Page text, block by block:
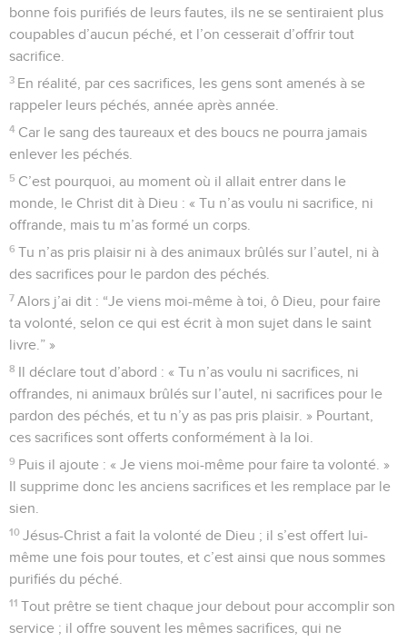
bonne fois purifiés de leurs fautes, ils ne se sentiraient plus
coupables d’aucun péché, et l’on cesserait d’offrir tout
sacrifice.
3 En réalité, par ces sacrifices, les gens sont amenés à se
rappeler leurs péchés, année après année.
4 Car le sang des taureaux et des boucs ne pourra jamais
enlever les péchés.
5 C’est pourquoi, au moment où il allait entrer dans le
monde, le Christ dit à Dieu : « Tu n’as voulu ni sacrifice, ni
offrande, mais tu m’as formé un corps.
6 Tu n’as pris plaisir ni à des animaux brûlés sur l’autel, ni à
des sacrifices pour le pardon des péchés.
7 Alors j’ai dit : “Je viens moi-même à toi, ô Dieu, pour faire
ta volonté, selon ce qui est écrit à mon sujet dans le saint
livre.” »
8 Il déclare tout d’abord : « Tu n’as voulu ni sacrifices, ni
offrandes, ni animaux brûlés sur l’autel, ni sacrifices pour le
pardon des péchés, et tu n’y as pas pris plaisir. » Pourtant,
ces sacrifices sont offerts conformément à la loi.
9 Puis il ajoute : « Je viens moi-même pour faire ta volonté. »
Il supprime donc les anciens sacrifices et les remplace par le
sien.
10 Jésus-Christ a fait la volonté de Dieu ; il s’est offert lui-
même une fois pour toutes, et c’est ainsi que nous sommes
purifiés du péché.
11 Tout prêtre se tient chaque jour debout pour accomplir son
service ; il offre souvent les mêmes sacrifices, qui ne